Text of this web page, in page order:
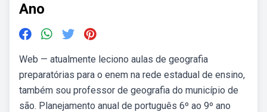
Ano
Web — atualmente leciono aulas de geografia
preparatórias para o enem na rede estadual de ensino,
também sou professor de geografia do município de
são. Planejamento anual de português 6º ao 9º ano